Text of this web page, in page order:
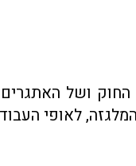
ושל
לאופי